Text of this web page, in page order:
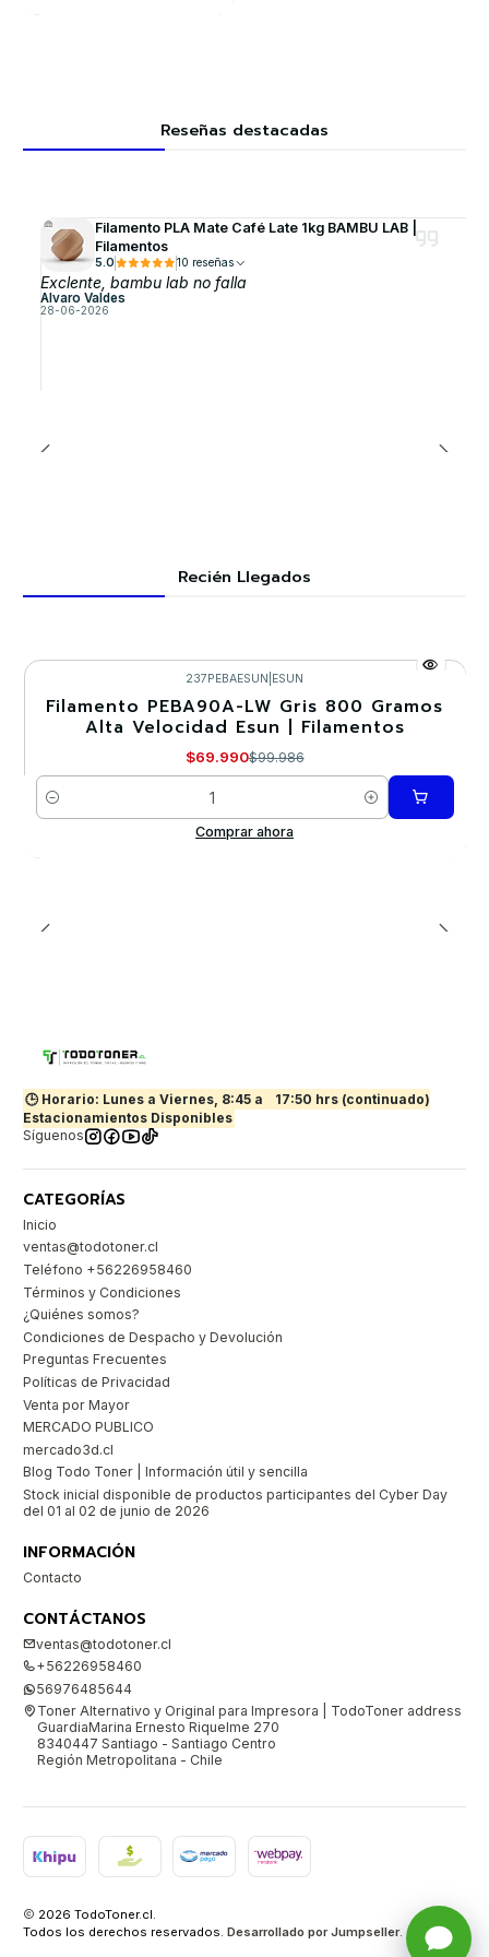
Reseñas destacadas
Filamento PLA Mate Café Late 1kg BAMBU LAB |
Filamentos
5.0 10 reseñas
Exclente, bambu lab no falla
Alvaro Valdes
28-06-2026
Recién Llegados
-30%
237PEBAESUN ESUN
Filamento PEBA90A-LW Gris 800 Gramos
Alta Velocidad Esun | Filamentos
$69.990$99.986
Cantidad
Comprar ahora
🕒 Horario: Lunes a Viernes, 8:45 a
17:50 hrs (continuado)
Estacionamientos Disponibles
Síguenos
CATEGORÍAS
Inicio
ventas@todotoner.cl
Teléfono +56226958460
Términos y Condiciones
¿Quiénes somos?
Condiciones de Despacho y Devolución
Preguntas Frecuentes
Políticas de Privacidad
Venta por Mayor
MERCADO PUBLICO
mercado3d.cl
Blog Todo Toner | Información útil y sencilla
Stock inicial disponible de productos participantes del Cyber Day
del 01 al 02 de junio de 2026
INFORMACIÓN
Contacto
CONTÁCTANOS
ventas@todotoner.cl
+56226958460
56976485644
Toner Alternativo y Original para Impresora | TodoToner address
GuardiaMarina Ernesto Riquelme 270
8340447 Santiago - Santiago Centro
Región Metropolitana - Chile
2026 TodoToner.cl.
Todos los derechos reservados. Desarrollado por Jumpseller.